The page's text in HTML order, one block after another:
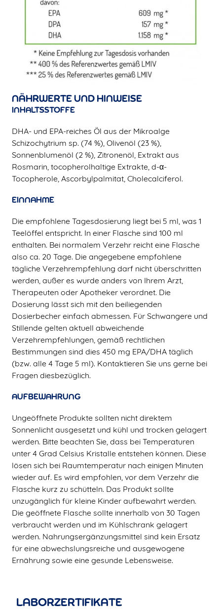
NÄHRWERTE UND HINWEISE
INHALTSSTOFFE
DHA- und EPA-reiches Öl aus der Mikroalge
Schizochytrium sp. (74 %), Olivenöl (23 %),
Sonnenblumenöl (2 %), Zitronenöl, Extrakt aus
Rosmarin, tocopherolhaltige Extrakte, d-α-
Tocopherole, Ascorbylpalmitat, Cholecalciferol.
EINNAHME
Die empfohlene Tagesdosierung liegt bei 5 ml, was 1
Teelöffel entspricht. In einer Flasche sind 100 ml
enthalten. Bei normalem Verzehr reicht eine Flasche
also ca. 20 Tage. Die angegebene empfohlene
tägliche Verzehrempfehlung darf nicht überschritten
werden, außer es wurde anders von Ihrem Arzt,
Therapeuten oder Apotheker verordnet. Die
Dosierung lässt sich mit den beiliegenden
Dosierbecher einfach abmessen. Für Schwangere und
Stillende gelten aktuell abweichende
Verzehrempfehlungen, gemäß rechtlichen
Bestimmungen sind dies 450 mg EPA/DHA täglich
(bzw. alle 4 Tage 5 ml). Kontaktieren Sie uns gerne bei
Fragen diesbezüglich.
AUFBEWAHRUNG
Ungeöffnete Produkte sollten nicht direktem
Sonnenlicht ausgesetzt und kühl und trocken gelagert
werden. Bitte beachten Sie, dass bei Temperaturen
unter 4 Grad Celsius Kristalle entstehen können. Diese
lösen sich bei Raumtemperatur nach einigen Minuten
wieder auf. Es wird empfohlen, vor dem Verzehr die
Flasche kurz zu schütteln. Das Produkt sollte
unzugänglich für kleine Kinder aufbewahrt werden.
Die geöffnete Flasche sollte innerhalb von 30 Tagen
verbraucht werden und im Kühlschrank gelagert
werden. Nahrungsergänzungsmittel sind kein Ersatz
für eine abwechslungsreiche und ausgewogene
Ernährung sowie eine gesunde Lebensweise.
LABORZERTIFIKATE